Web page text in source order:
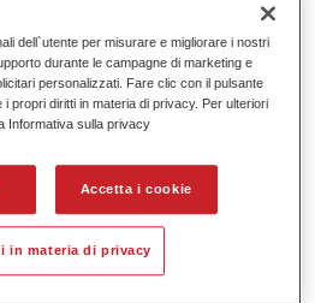
e perlati.
a solvente Standox.
dell`utente per misurare e migliorare i nostri
durante le campagne di marketing e
personalizzati. Fare clic con il pulsante
propri diritti in materia di privacy. Per ulteriori
Informativa sulla privacy
Accetta i cookie
in materia di privacy